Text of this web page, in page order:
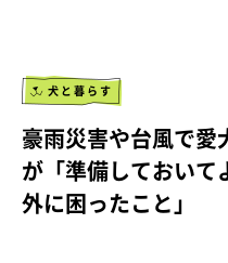
犬と暮らす
豪雨災害や台風で愛
が「準備しておいて
外に困ったこと」